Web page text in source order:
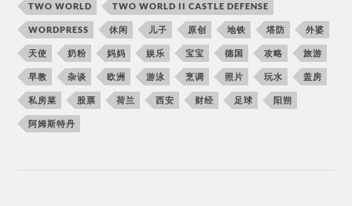
TWO WORLD TWO WORLD II CASTLE DEFENSE
WORDPRESS 休闲 儿子 原创 地铁 塔防 外婆
天使 奶粉 妈妈 娱乐 宝宝 德国 攻略 旅游
早教 杂谈 欧洲 游泳 烹调 照片 玩水 盖房
私房菜 股票 荷兰 西安 财经 足球 阳朔
阿姆斯特丹